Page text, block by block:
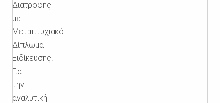
Διατροφής
με
Μεταπτυχιακό
Δίπλωμα
Ειδίκευσης.
Για
την
αναλυτική